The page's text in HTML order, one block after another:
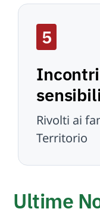
5
Rivolti ai
Territorio
Ultime